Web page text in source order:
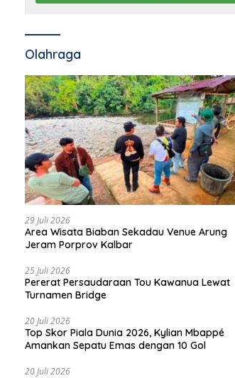
Olahraga
29 Juli 2026
Area Wisata Biaban Sekadau Venue Arung
Jeram Porprov Kalbar
25 Juli 2026
Pererat Persaudaraan Tou Kawanua Lewat
Turnamen Bridge
20 Juli 2026
Top Skor Piala Dunia 2026, Kylian Mbappé
Amankan Sepatu Emas dengan 10 Gol
20 Juli 2026